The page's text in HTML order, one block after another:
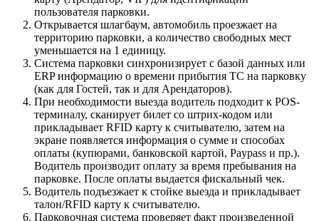
пользователя парковки.
Открывается шлагбаум, автомобиль проезжает на
территорию парковки, а количество свободных мест
уменьшается на 1 единицу.
Система парковки синхронизирует с базой данных или
ERP информацию о времени прибытия ТС на парковку
(как для Гостей, так и для Арендаторов).
При необходимости выезда водитель подходит к POS-
терминалу, сканирует билет со штрих-кодом или
прикладывает RFID карту к считывателю, затем на
экране появляется информация о сумме и способах
оплаты (купюрами, банковской картой, Paypass и пр.).
Водитель производит оплату за время пребывания на
парковке. После оплаты выдается фискальный чек.
Водитель подъезжает к стойке выезда и прикладывает
талон/RFID карту к считывателю.
Парковочная система проверяет факт произведенной